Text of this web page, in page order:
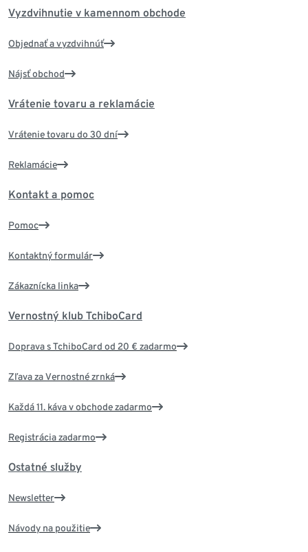
Vyzdvihnutie v kamennom obchode
Objednať a vyzdvihnúť
Nájsť obchod
Vrátenie tovaru a reklamácie
Vrátenie tovaru do 30 dní
Reklamácie
Kontakt a pomoc
Pomoc
Kontaktný formulár
Zákaznícka linka
Vernostný klub TchiboCard
Doprava s TchiboCard od 20 € zadarmo
Zľava za Vernostné zrnká
Každá 11. káva v obchode zadarmo
Registrácia zadarmo
Ostatné služby
Newsletter
Návody na použitie